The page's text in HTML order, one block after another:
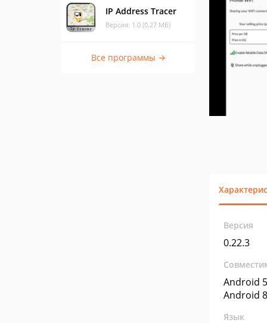
IP Address Tracer
Версия: 1.0 (0.27 МБ)
Все программы →
Версия
0.22.3
Android
Android
Язык